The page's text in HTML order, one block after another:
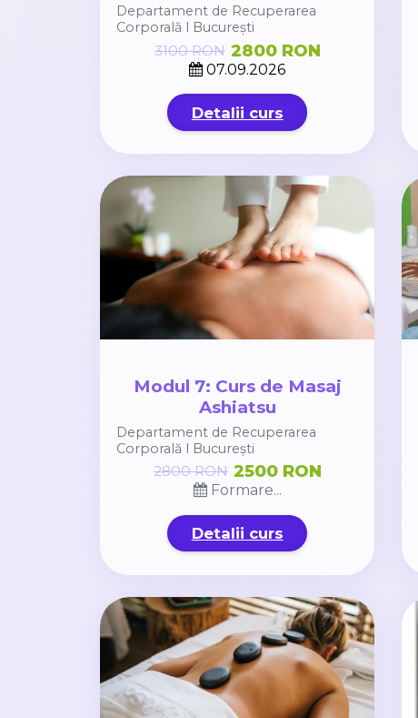
Departament de Recuperarea
Corporală l București
07.09.2026
3100 RON 2800 RON
Detalii curs
Modul 7: Curs de Masaj
Ashiatsu
Departament de Recuperarea
Corporală l București
Formare...
2800 RON 2500 RON
Detalii curs